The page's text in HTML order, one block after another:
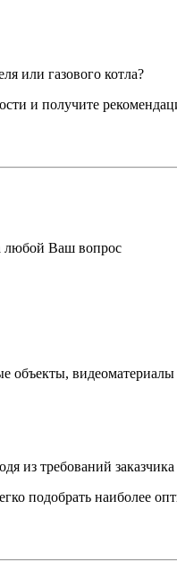
или газового котла?
и получите
любой Ваш вопрос
объекты, видеоматериалы
из требований заказчика
подобрать наиболее